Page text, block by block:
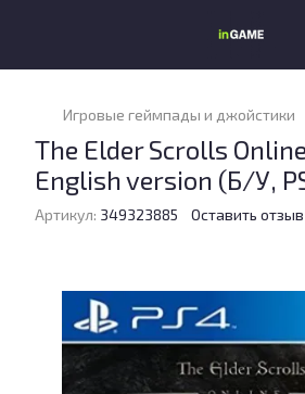
Игровые геймпады и джойстики
The Elder Scrolls
English version (Б/У,
Артикул: 349323885 Оставить отзыв